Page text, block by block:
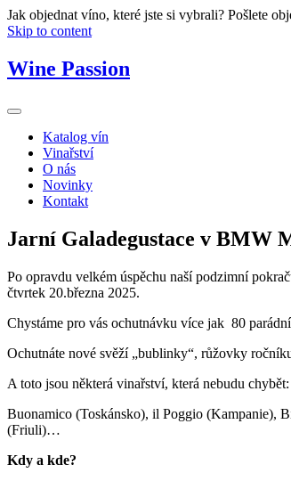
Jak objednat víno, které jste si vybrali? Pošlete
Skip to content
Wine Passion
Katalog vín
Vinařství
O nás
Novinky
Kontakt
Jarní Galadegustace v BMW
Po opravdu velkém úspěchu naší podzimní
čtvrtek 20.března 2025.
Chystáme pro vás ochutnávku více jak 80
Ochutnáte nové svěží „bublinky“, růžovky
A toto jsou některá vinařství, která nebudu chybět:
Buonamico (Toskánsko), il Poggio (Kampanie),
(Friuli)…
Kdy a kde?